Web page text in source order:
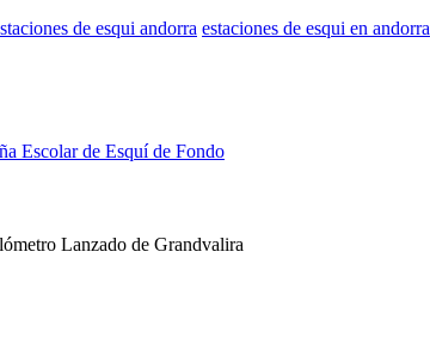
de esqui andorra estaciones de esqui en andorra
Escolar de Esquí de Fondo